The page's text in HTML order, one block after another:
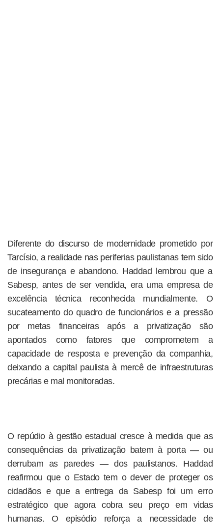
Diferente do discurso de modernidade prometido por
Tarcísio, a realidade nas periferias paulistanas tem sido
de insegurança e abandono. Haddad lembrou que a
Sabesp, antes de ser vendida, era uma empresa de
excelência técnica reconhecida mundialmente. O
sucateamento do quadro de funcionários e a pressão
por metas financeiras após a privatização são
apontados como fatores que comprometem a
capacidade de resposta e prevenção da companhia,
deixando a capital paulista à mercê de infraestruturas
precárias e mal monitoradas.
O repúdio à gestão estadual cresce à medida que as
consequências da privatização batem à porta — ou
derrubam as paredes — dos paulistanos. Haddad
reafirmou que o Estado tem o dever de proteger os
cidadãos e que a entrega da Sabesp foi um erro
estratégico que agora cobra seu preço em vidas
humanas. O episódio reforça a necessidade de